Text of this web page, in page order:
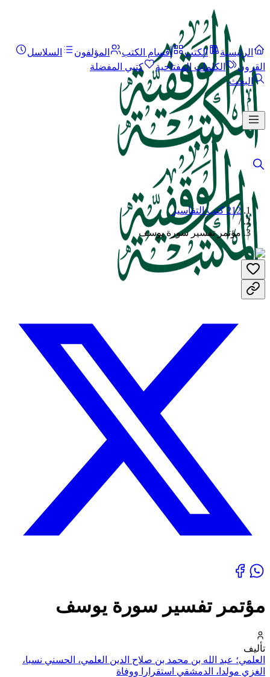
الرئيسية الكتب أقسام الكتب المؤلفون
السلاسل
القرون
الكلمات المفتاحية
كتبي المفضلة
البحث
212 كتب التفاسير
/
مؤتمر تفسير سورة يوسف
مؤتمر تفسير سورة يوسف
تأليف
العلمي؛ عبد الله بن محمد بن صلاح الدين العلمي، الحسني نسبا،
الغزي مولدا، الدمشقي استقرارا ووفاة